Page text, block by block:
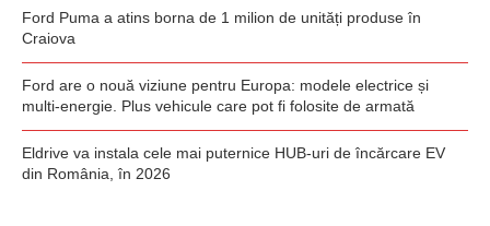
Ford Puma a atins borna de 1 milion de unități produse în
Craiova
Ford are o nouă viziune pentru Europa: modele electrice și
multi-energie. Plus vehicule care pot fi folosite de armată
Eldrive va instala cele mai puternice HUB-uri de încărcare EV
din România, în 2026